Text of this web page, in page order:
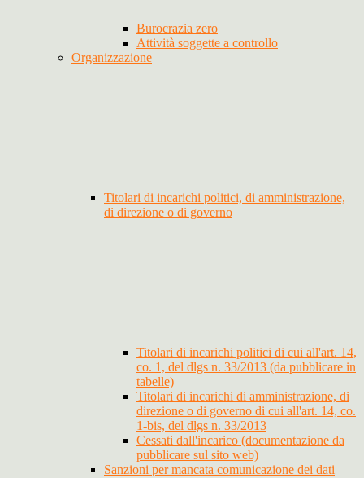
Burocrazia zero
Attività soggette a controllo
Organizzazione
Titolari di incarichi politici, di amministrazione,
di direzione o di governo
Titolari di incarichi politici di cui all'art. 14,
co. 1, del dlgs n. 33/2013 (da pubblicare in
tabelle)
Titolari di incarichi di amministrazione, di
direzione o di governo di cui all'art. 14, co.
1-bis, del dlgs n. 33/2013
Cessati dall'incarico (documentazione da
pubblicare sul sito web)
Sanzioni per mancata comunicazione dei dati